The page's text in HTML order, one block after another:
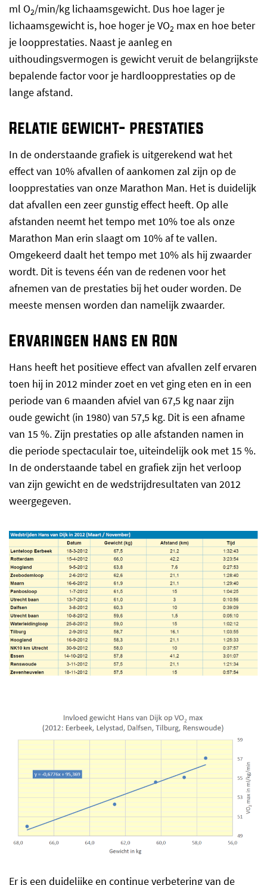
ml O2/min/kg lichaamsgewicht. Dus hoe lager je
lichaamsgewicht is, hoe hoger je VO2 max en hoe beter
je loopprestaties. Naast je aanleg en
uithoudingsvermogen is gewicht veruit de belangrijkste
bepalende factor voor je hardloopprestaties op de
lange afstand.
Relatie gewicht- prestaties
In de onderstaande grafiek is uitgerekend wat het
effect van 10% afvallen of aankomen zal zijn op de
loopprestaties van onze Marathon Man. Het is duidelijk
dat afvallen een zeer gunstig effect heeft. Op alle
afstanden neemt het tempo met 10% toe als onze
Marathon Man erin slaagt om 10% af te vallen.
Omgekeerd daalt het tempo met 10% als hij zwaarder
wordt. Dit is tevens één van de redenen voor het
afnemen van de prestaties bij het ouder worden. De
meeste mensen worden dan namelijk zwaarder.
Ervaringen Hans en Ron
Hans heeft het positieve effect van afvallen zelf ervaren
toen hij in 2012 minder zoet en vet ging eten en in een
periode van 6 maanden afviel van 67,5 kg naar zijn
oude gewicht (in 1980) van 57,5 kg. Dit is een afname
van 15 %. Zijn prestaties op alle afstanden namen in
die periode spectaculair toe, uiteindelijk ook met 15 %.
In de onderstaande tabel en grafiek zijn het verloop
van zijn gewicht en de wedstrijdresultaten van 2012
weergegeven.
Er is een duidelijke en continue verbetering van de